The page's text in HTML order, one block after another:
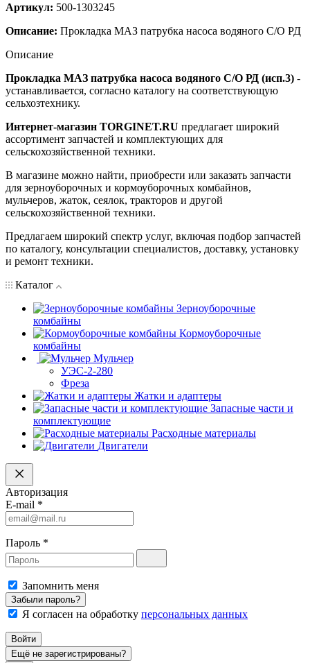
Артикул: 500-1303245
Описание: Прокладка МАЗ патрубка насоса водяного С/О РД
Описание
Прокладка МАЗ патрубка насоса водяного С/О РД (исп.3) -
устанавливается, согласно каталогу на соответствующую
сельхозтехнику.
Интернет-магазин TORGINET.RU предлагает широкий
ассортимент запчастей и комплектующих для
сельскохозяйственной техники.
В магазине можно найти, приобрести или заказать запчасти
для зерноуборочных и кормоуборочных комбайнов,
мульчеров, жаток, сеялок, тракторов и другой
сельскохозяйственной техники.
Предлагаем широкий спектр услуг, включая подбор запчастей
по каталогу, консультации специалистов, доставку, установку
и ремонт техники.
Каталог
Зерноуборочные
комбайны
Кормоуборочные
комбайны
Мульчер
УЭС-2-280
Фреза
Жатки и адаптеры
Запасные части и
комплектующие
Расходные материалы
Двигатели
Авторизация
E-mail *
Пароль *
Запомнить меня
Забыли пароль?
Я согласен на обработку персональных данных
Войти
Ещё не зарегистрированы?